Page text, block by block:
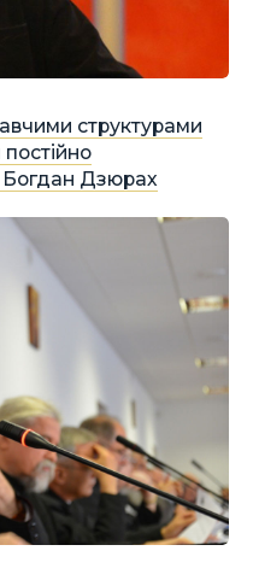
структурами
Богдан Дзюрах